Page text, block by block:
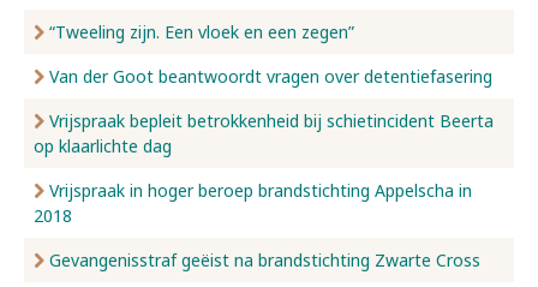
“Tweeling zijn. Een vloek en een zegen”
Van der Goot beantwoordt vragen over detentiefasering
Vrijspraak bepleit betrokkenheid bij schietincident Beerta
op klaarlichte dag
Vrijspraak in hoger beroep brandstichting Appelscha in
2018
Gevangenisstraf geëist na brandstichting Zwarte Cross